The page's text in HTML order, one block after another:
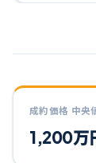
成約価格 中央
1,200万